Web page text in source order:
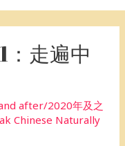
：走遍中
after/2020年及之
Chinese Naturally